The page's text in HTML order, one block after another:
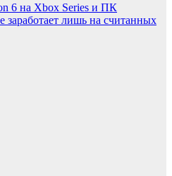
6 на Xbox Series и ПК
лишь на считанных